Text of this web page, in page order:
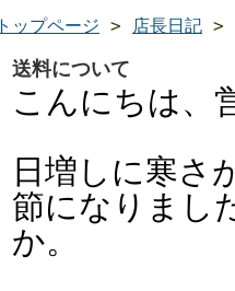
トップページ > 店長日記 >
送料について
こんにちは、
日増しに寒さ
節になりまし
か。